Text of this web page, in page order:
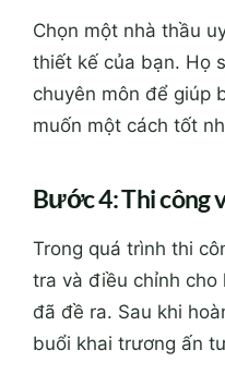
Chọn một nhà thầu
thiết kế của bạn. Họ
chuyên môn để giúp
muốn một cách tốt
Bước 4: Thi công
Trong quá trình thi
tra và điều chỉnh cho
đã đề ra. Sau khi
buổi khai trương ấn